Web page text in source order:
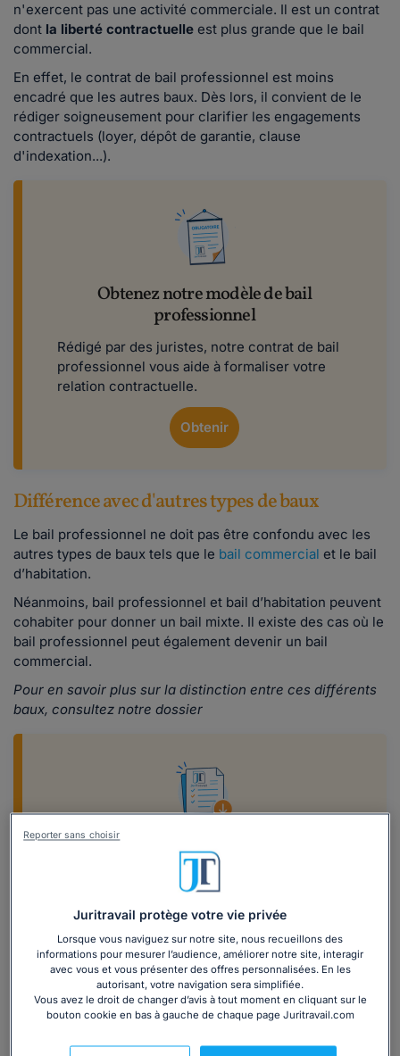
n'exercent pas une activité commerciale. Il est un contrat
dont la liberté contractuelle est plus grande que le bail
commercial.
En effet, le contrat de bail professionnel est moins
encadré que les autres baux. Dès lors, il convient de le
rédiger soigneusement pour clarifier les engagements
contractuels (loyer, dépôt de garantie, clause
d'indexation...).
Obtenez notre modèle de bail
professionnel
Rédigé par des juristes, notre contrat de bail
professionnel vous aide à formaliser votre
relation contractuelle.
Obtenir
Différence avec d'autres types de baux
Le bail professionnel ne doit pas être confondu avec les
autres types de baux tels que le bail commercial et le bail
d’habitation.
Néanmoins, bail professionnel et bail d’habitation peuvent
cohabiter pour donner un bail mixte. Il existe des cas où le
bail professionnel peut également devenir un bail
commercial.
Pour en savoir plus sur la distinction entre ces différents
baux, consultez notre dossier
Télécharger notre dossier sur le bail
professionnel
applicables dans le cadre d'un bail
professionnel ?
Notre dossier vous fournit les informations
nécessaires.
Télécharger
Juritravail protège votre vie privée
Lorsque vous naviguez sur notre site, nous recueillons des
informations pour mesurer l’audience, améliorer notre site, interagir
avec vous et vous présenter des offres personnalisées. En les
autorisant, votre navigation sera simplifiée.
Vous avez le droit de changer d’avis à tout moment en cliquant sur le
bouton cookie en bas à gauche de chaque page Juritravail.com
Reporter sans choisir